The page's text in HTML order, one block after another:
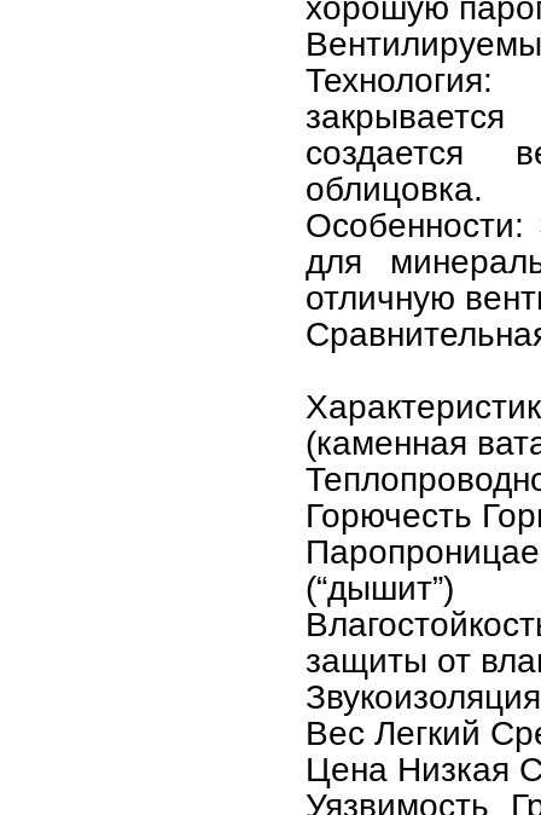
создается
облицовка.
для
отличную
(каменная
Горючесть
(“дышит”)
защиты от
Вес Легкий
Цена Низкая
Уязвимость